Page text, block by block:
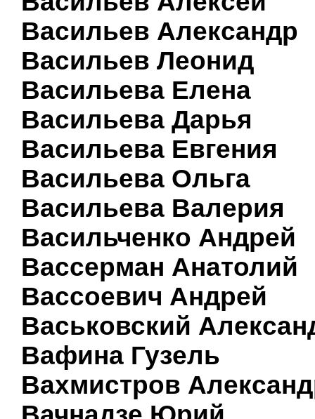
Васильев Александр
Васильев Леонид
Васильева Елена
Васильева Дарья
Васильева Евгения
Васильева Ольга
Васильева Валерия
Васильченко Андрей
Вассерман Анатолий
Вассоевич Андрей
Васьковский
Вафина Гузель
Вахмистров